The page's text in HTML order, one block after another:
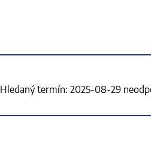
Hledaný termín: 2025-08-29